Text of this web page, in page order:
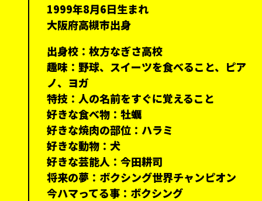
1999年8月6日生まれ
大阪府高槻市出身
出身校：枚方なぎさ高校
趣味：野球、スイーツを食べること、ピア
ノ、ヨガ
特技：人の名前をすぐに覚えること
好きな食べ物：牡蠣
好きな焼肉の部位：ハラミ
好きな動物：犬
好きな芸能人：今田耕司
将来の夢：ボクシング世界チャンピオン
今ハマってる事：ボクシング